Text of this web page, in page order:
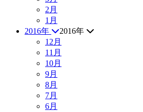
2月
1月
2016年
2016年
12月
11月
10月
9月
8月
7月
6月